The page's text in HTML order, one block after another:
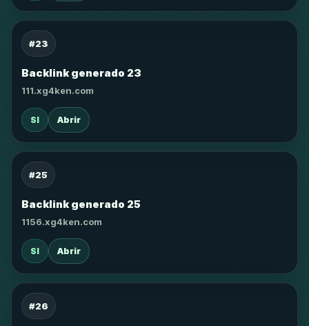
#23
Backlink generado 23
111.xg4ken.com
SI Abrir
#25
Backlink generado 25
1156.xg4ken.com
SI Abrir
#26